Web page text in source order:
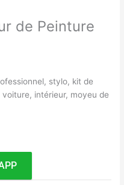
de Peinture
stylo, kit de
intérieur, moyeu de